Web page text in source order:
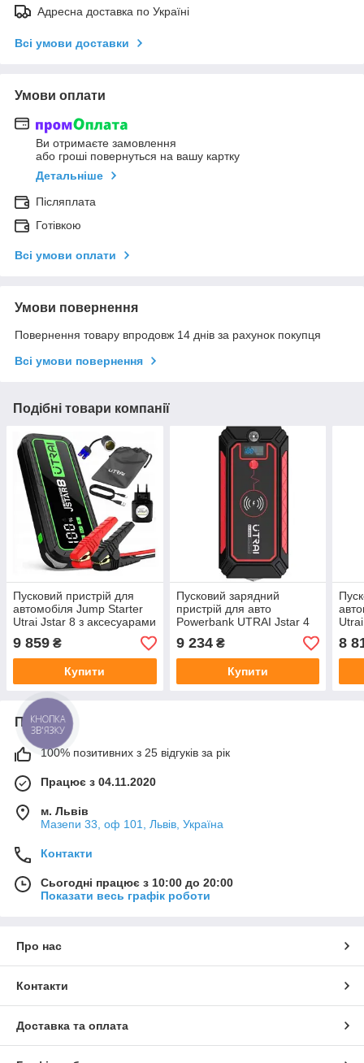
Адресна доставка по Україні
Всі умови доставки
Умови оплати
Ви отримаєте замовлення
або гроші повернуться на вашу картку
Детальніше
Післяплата
Готівкою
Всі умови оплати
Умови повернення
Повернення товару впродовж 14 днів за рахунок покупця
Всі умови повернення
Подібні товари компанії
Пусковий пристрій для
автомобіля Jump Starter
Utrai Jstar 8 з аксесуарами
Full Power
9 859 ₴
Купити
Пусковий зарядний
пристрій для авто
Powerbank UTRAI Jstar 4
12 В 2500 А 16 000 мАч
9 234₴
Купити
Full
8
Про нас
100% позитивних з 25 відгуків за рік
Працює з 04.11.2020
м. Львів
Мазепи 33, оф 101, Львів, Україна
Контакти
Сьогодні працює з 10:00 до 20:00
Показати весь графік роботи
Про нас
Контакти
Доставка та оплата
КНОПКА
ЗВ'ЯЗКУ